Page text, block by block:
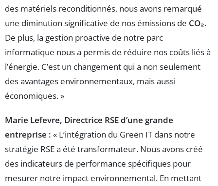
des matériels reconditionnés, nous avons remarqué
une diminution significative de nos émissions de CO₂.
De plus, la gestion proactive de notre parc
informatique nous a permis de réduire nos coûts liés à
l’énergie. C’est un changement qui a non seulement
des avantages environnementaux, mais aussi
économiques. »
Marie Lefevre, Directrice RSE d’une grande
entreprise : « L’intégration du Green IT dans notre
stratégie RSE a été transformateur. Nous avons créé
des indicateurs de performance spécifiques pour
mesurer notre impact environnemental. En mettant